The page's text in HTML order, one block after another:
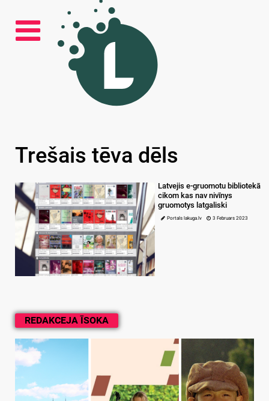
REDAKCEJA ĪSOKA
Trešais tēva dēls
Latvejis e-gruomotu bibliotekā
cikom kas nav nivīnys
gruomotys latgaliski
Portals lakuga.lv 3 Februars 2023